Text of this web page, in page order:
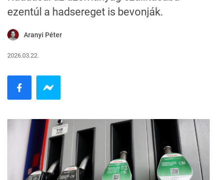
ezentúl a hadsereget is bevonják.
Aranyi Péter
2026.03.22.